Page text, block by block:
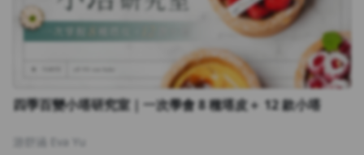
四季百變小塔研究室｜一次學會 8 種塔皮＋ 12 款小塔
游舒涵 Eva Yu